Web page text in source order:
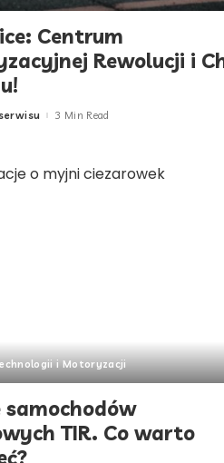
Centrum
Rewolucji i
3 Min Read
i Motoryzacji
samochodów
TIR. Co warto